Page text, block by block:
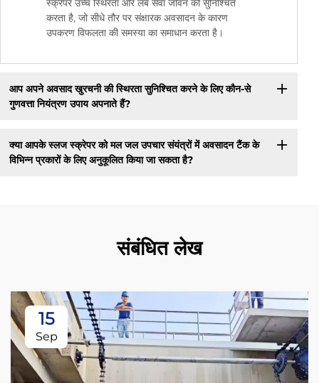
स्क्रेपर उच्च स्थिरता और लंबे सेवा जीवन को सुनिश्चित
करता है, जो सीधे तौर पर संक्षारक अवसादन के कारण
उपकरण विफलता की समस्या का समाधान करता है।
आप अपने अवसाद खुरचनी की स्थिरता सुनिश्चित करने के लिए कौन-से
गुणवत्ता नियंत्रण उपाय अपनाते हैं?
क्या आपके स्लज स्क्रेपर को मल जल उपचार संयंत्रों में अवसादन टैंक के
विभिन्न प्रकारों के लिए अनुकूलित किया जा सकता है?
संबंधित लेख
15
Sep